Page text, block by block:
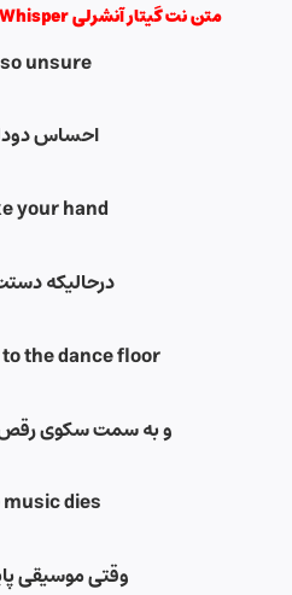
متن نت گیتار آنشرلی Careless Whisper از جرج مایکل
unsure
احساس
your hand
درحالیکه
the dance floor
و به سمت سکوی
dies
وقتی موسیقی